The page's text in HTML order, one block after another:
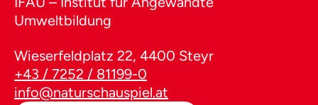
Umweltbildung
Wieserfeldplatz 22, 4400 Steyr
+43 / 7252 / 81199-0
info@naturschauspiel.at